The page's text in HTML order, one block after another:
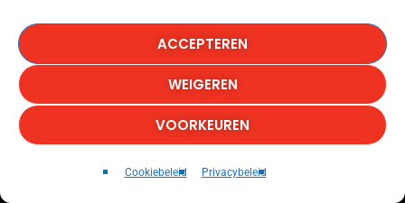
ACCEPTEREN
WEIGEREN
VOORKEUREN
Cookiebeleid Privacybeleid
DESIRE